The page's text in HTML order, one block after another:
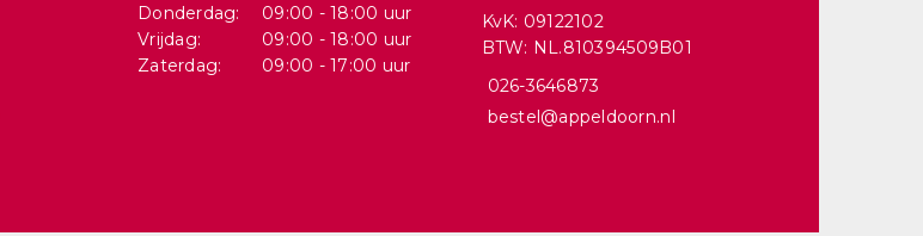
Donderdag:
09:00 - 18:00 uur
Vrijdag:
09:00 - 18:00 uur
Zaterdag:
09:00 - 17:00 uur
KvK: 09122102
BTW: NL.810394509B01
026-3646873
bestel@appeldoorn.nl